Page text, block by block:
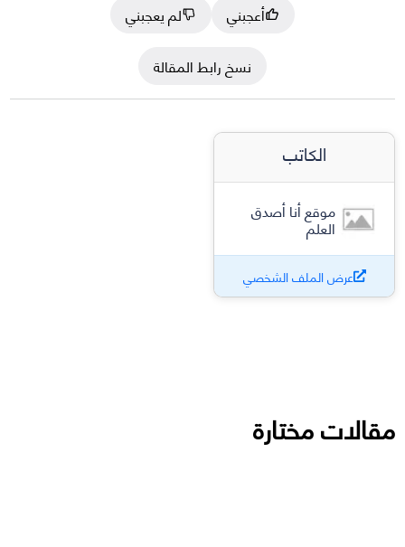
أعجبني
لم يعجبني
نسخ رابط المقالة
الكاتب
موقع أنا أصدق
العلم
عرض الملف الشخصي
مقالات مختارة